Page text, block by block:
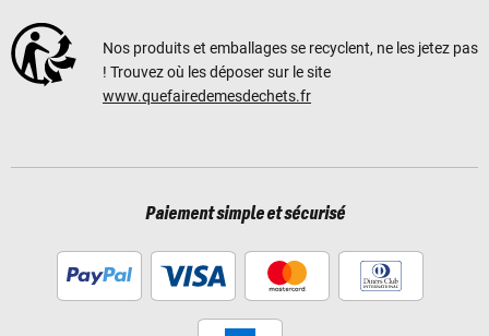
Nos produits et emballages se recyclent, ne les jetez pas
! Trouvez où les déposer sur le site
www.quefairedemesdechets.fr
Paiement simple et sécurisé